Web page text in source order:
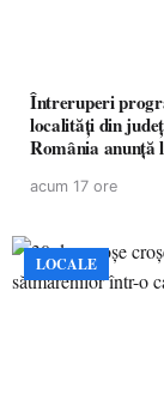
Întreruperi
localități din
România
acum 17 ore
LOCALE